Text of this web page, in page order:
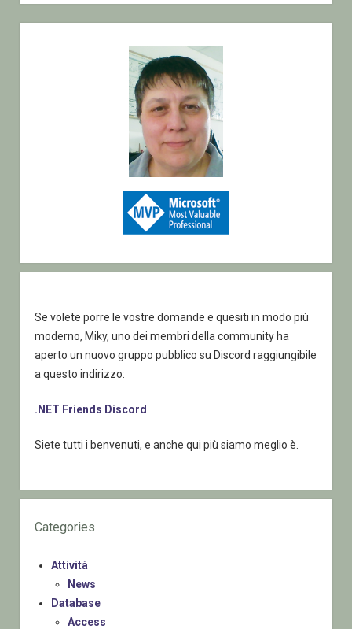
Se volete porre le vostre domande e quesiti in modo più
moderno, Miky, uno dei membri della community ha
aperto un nuovo gruppo pubblico su Discord raggiungibile
a questo indirizzo:
.NET Friends Discord
Siete tutti i benvenuti, e anche qui più siamo meglio è.
Categories
Attività
News
Database
Access